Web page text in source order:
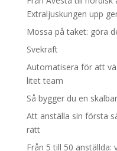
Extraljuskungen upp
Mossa på taket: göra
Svekraft
Automatisera för att
litet team
Så bygger du en
Att anställa sin första
rätt
Från 5 till 50